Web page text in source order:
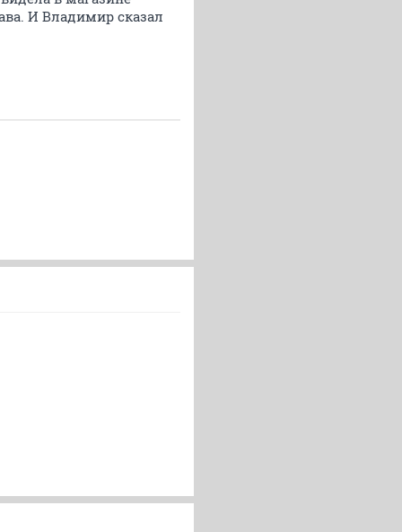
И Владимир сказал